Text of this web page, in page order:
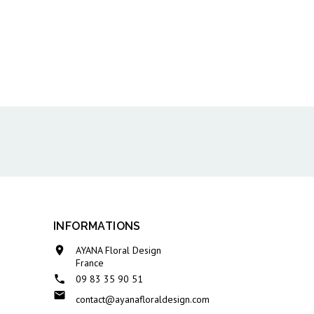
INFORMATIONS

AYANA Floral Design
France

09 83 35 90 51

contact@ayanafloraldesign.com